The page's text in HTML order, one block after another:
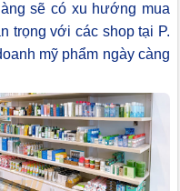
sẽ có xu hướng mua
trọng với các shop tại P.
mỹ phẩm ngày càng